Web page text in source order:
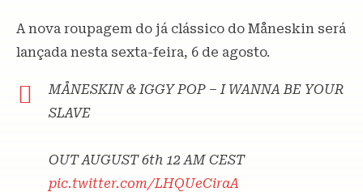
A nova roupagem do já clássico do Måneskin será
lançada nesta sexta-feira, 6 de agosto.
MÅNESKIN & IGGY POP – I WANNA BE YOUR
SLAVE
OUT AUGUST 6th 12 AM CEST
pic.twitter.com/LHQUeCiraA